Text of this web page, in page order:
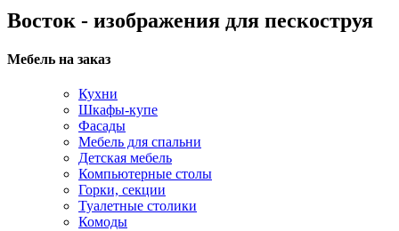
Восток - изображения для пескоструя
Мебель на заказ
Кухни
Шкафы-купе
Фасады
Мебель для спальни
Детская мебель
Компьютерные столы
Горки, секции
Туалетные столики
Комоды